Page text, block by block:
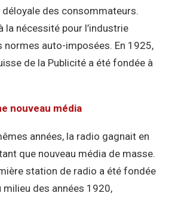
des consommateurs.
la nécessité pour l’industrie
normes auto-imposées. En 1925,
de la Publicité a été fondée à
nouveau média
années, la radio gagnait en
que nouveau média de masse.
station de radio a été fondée
milieu des années 1920,